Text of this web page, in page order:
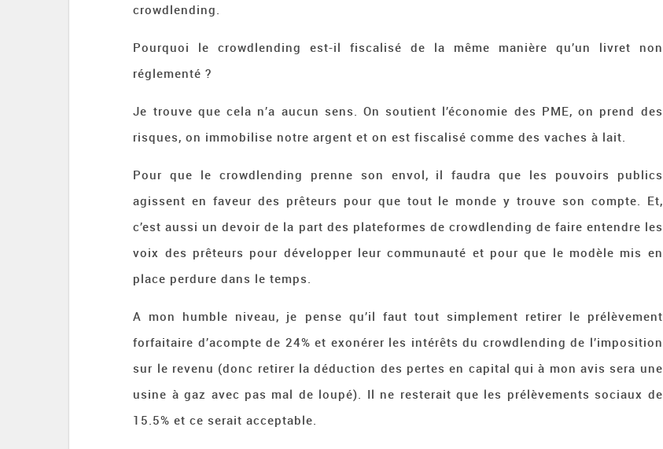
crowdlending.
Pourquoi le crowdlending est-il fiscalisé de la même manière qu’un livret non
réglementé ?
Je trouve que cela n’a aucun sens. On soutient l’économie des PME, on prend des
risques, on immobilise notre argent et on est fiscalisé comme des vaches à lait.
Pour que le crowdlending prenne son envol, il faudra que les pouvoirs publics
agissent en faveur des prêteurs pour que tout le monde y trouve son compte. Et,
c’est aussi un devoir de la part des plateformes de crowdlending de faire entendre les
voix des prêteurs pour développer leur communauté et pour que le modèle mis en
place perdure dans le temps.
A mon humble niveau, je pense qu’il faut tout simplement retirer le prélèvement
forfaitaire d’acompte de 24% et exonérer les intérêts du crowdlending de l’imposition
sur le revenu (donc retirer la déduction des pertes en capital qui à mon avis sera une
usine à gaz avec pas mal de loupé). Il ne resterait que les prélèvements sociaux de
15.5% et ce serait acceptable.